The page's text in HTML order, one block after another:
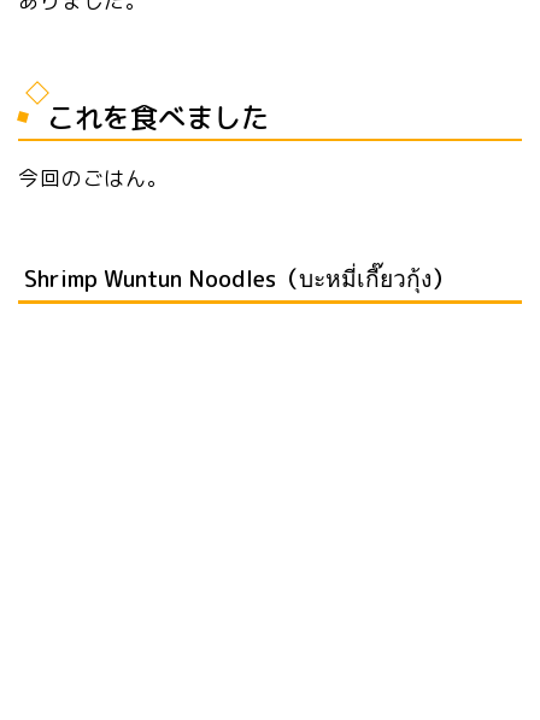
これを食べました
今回のごはん。
Shrimp Wuntun Noodles（บะหมี่เกี๊ยวกุ้ง）